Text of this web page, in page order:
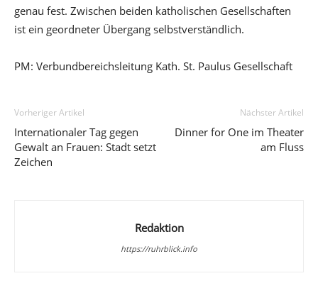
genau fest. Zwischen beiden katholischen Gesellschaften
ist ein geordneter Übergang selbstverständlich.
PM: Verbundbereichsleitung Kath. St. Paulus Gesellschaft
Vorheriger Artikel
Internationaler Tag gegen
Gewalt an Frauen: Stadt setzt
Zeichen
Nächster Artikel
Dinner for One im Theater
am Fluss
Redaktion
https://ruhrblick.info